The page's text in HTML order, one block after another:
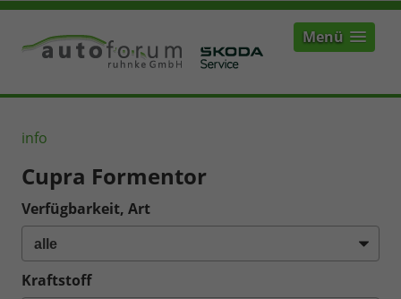
Menü
info
Cupra Formentor
Verfügbarkeit, Art
Kraftstoff